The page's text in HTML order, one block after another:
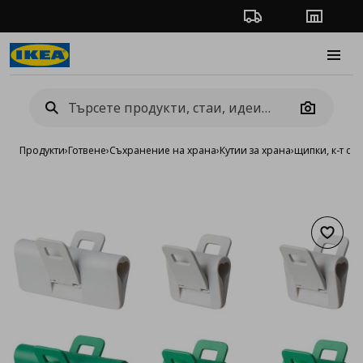
Проследяване на
Camera
Продукти›Готвене›Съхранение на храна›Кутии за храна›щипки, к-т от